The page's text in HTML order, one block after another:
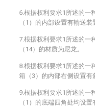
6.根据权利要求1所述的一
（1）的内部设置有输送装
7.根据权利要求1所述的一
（14）的材质为尼龙。
8.根据权利要求1所述的一
箱（3）的内部右侧设置有
9.根据权利要求1所述的一
（1）的底端四角处均设置